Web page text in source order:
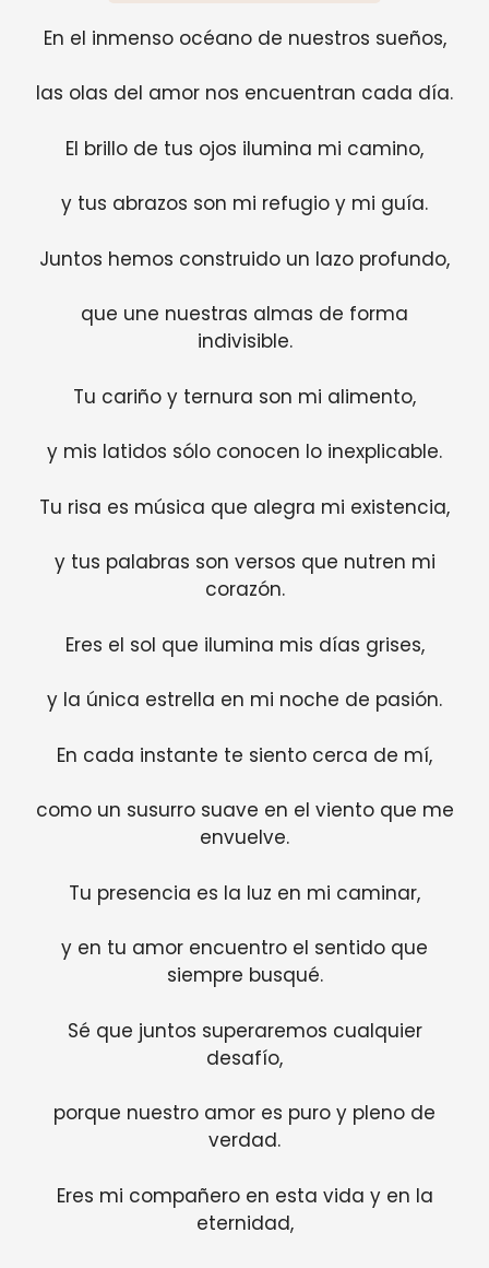
En el inmenso océano de nuestros sueños,
las olas del amor nos encuentran cada día.
El brillo de tus ojos ilumina mi camino,
y tus abrazos son mi refugio y mi guía.
Juntos hemos construido un lazo profundo,
que une nuestras almas de forma
indivisible.
Tu cariño y ternura son mi alimento,
y mis latidos sólo conocen lo inexplicable.
Tu risa es música que alegra mi existencia,
y tus palabras son versos que nutren mi
corazón.
Eres el sol que ilumina mis días grises,
y la única estrella en mi noche de pasión.
En cada instante te siento cerca de mí,
como un susurro suave en el viento que me
envuelve.
Tu presencia es la luz en mi caminar,
y en tu amor encuentro el sentido que
siempre busqué.
Sé que juntos superaremos cualquier
desafío,
porque nuestro amor es puro y pleno de
verdad.
Eres mi compañero en esta vida y en la
eternidad,